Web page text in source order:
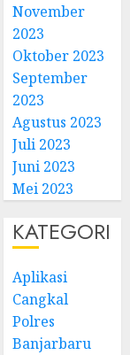
November
2023
Oktober 2023
September
2023
Agustus 2023
Juli 2023
Juni 2023
Mei 2023
KATEGORI
Aplikasi
Cangkal
Polres
Banjarbaru